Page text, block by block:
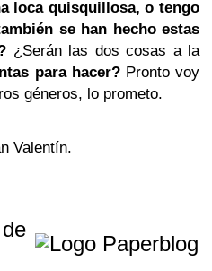
loca quisquillosa, o tengo
se han hecho estas
¿Serán las dos cosas a la
para hacer?Pronto voy
géneros, lo prometo.
Valentín.